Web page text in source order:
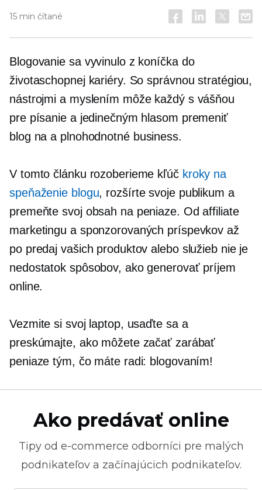
15 min čítané
Blogovanie sa vyvinulo z koníčka do
životaschopnej kariéry. So správnou stratégiou,
nástrojmi a myslením môže každý s vášňou
pre písanie a jedinečným hlasom premeniť
blog na a plnohodnotnébusiness.
V tomto článku rozoberieme kľúč kroky na
speňaženie blogu, rozšírte svoje publikum a
premeňte svoj obsah na peniaze. Od affiliate
marketingu a sponzorovaných príspevkov až
po predaj vašich produktov alebo služieb nie je
nedostatok spôsobov, ako generovať príjem
online.
Vezmite si svoj laptop, usaďte sa a
preskúmajte, ako môžete začať zarábať
peniaze tým, čo máte radi: blogovaním!
Ako predávať online
Tipy od e-commerce odborníci pre malých
podnikateľov a začínajúcich podnikateľov.